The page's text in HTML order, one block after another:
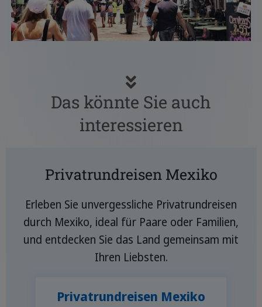
Das könnte Sie auch
interessieren
Privatrundreisen Mexiko
Erleben Sie unvergessliche Privatrundreisen
durch Mexiko, ideal für Paare oder Familien,
und entdecken Sie das Land gemeinsam mit
Ihren Liebsten.
Privatrundreisen Mexiko